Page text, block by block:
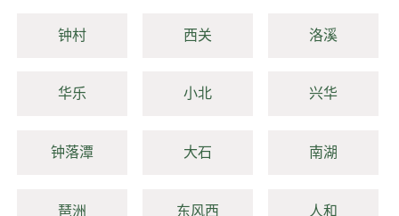
钟村 西关 洛溪
华乐 小北 兴华
钟落潭 大石 南湖
琶洲 东风西 人和